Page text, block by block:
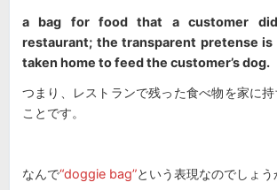
a bag for food that a customer
restaurant; the transparent pretense
taken home to feed the customer’s dog.
つまり、レストランで残った食べ物を家に
ことです。
なんで“doggie bag”という表現なのでしょう